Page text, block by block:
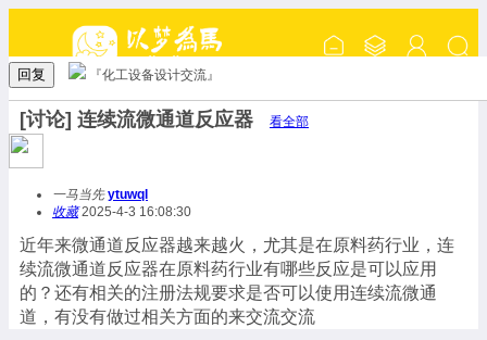
回复 『化工设备设计交流』
[讨论] 连续流微通道反应器 看全部
一马当先 ytuwql
收藏2025-4-3 16:08:30
近年来微通道反应器越来越火，尤其是在原料药行业，连
续流微通道反应器在原料药行业有哪些反应是可以应用
的？还有相关的注册法规要求是否可以使用连续流微通
道，有没有做过相关方面的来交流交流